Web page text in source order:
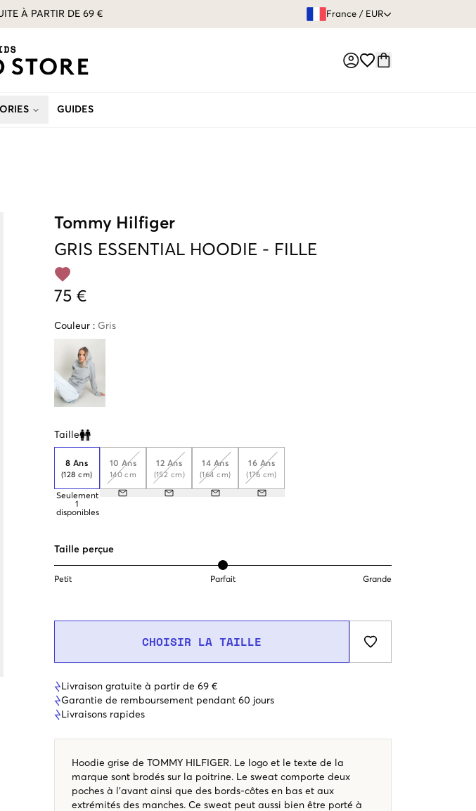
À PARTIR DE 69 € GARANTIE DE
France / EUR
GUIDES
Tommy Hilfiger
GRIS ESSENTIAL HOODIE - FILLE
75 €
Couleur : Gris
Taille
Clone modal
8 Ans
(128 cm)
Seulement
1
disponibles
10 Ans
140 cm
12 Ans
(152 cm)
14 Ans
(164 cm)
16 Ans
(176 cm)
Taille perçue
Petit Parfait Grande
CHOISIR LA TAILLE
Livraison gratuite à partir de 69 €
Garantie de remboursement pendant 60 jours
Livraisons rapides
Hoodie grise de TOMMY HILFIGER. Le logo et le texte de la
marque sont brodés sur la poitrine. Le sweat comporte deux
poches à l'avant ainsi que des bords-côtes en bas et aux
extrémités des manches. Ce sweat peut aussi bien être porté à